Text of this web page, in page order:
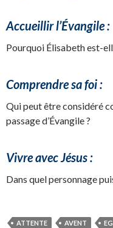
Accueillir l’Évangile :
Pourquoi Élisabeth est-
Comprendre sa foi :
Qui peut être considéré
passage d’Évangile ?
Vivre avec Jésus :
Dans quel personnage
ATTENTE AVENT